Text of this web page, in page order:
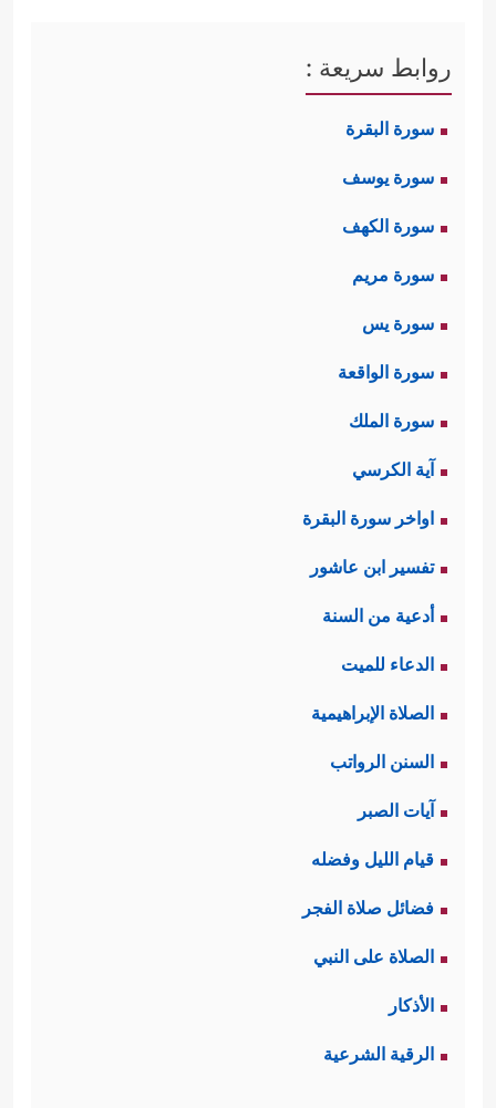
روابط سريعة :
سورة البقرة
سورة يوسف
سورة الكهف
سورة مريم
سورة يس
سورة الواقعة
سورة الملك
آية الكرسي
اواخر سورة البقرة
تفسير ابن عاشور
أدعية من السنة
الدعاء للميت
الصلاة الإبراهيمية
السنن الرواتب
آيات الصبر
قيام الليل وفضله
فضائل صلاة الفجر
الصلاة على النبي
الأذكار
الرقية الشرعية